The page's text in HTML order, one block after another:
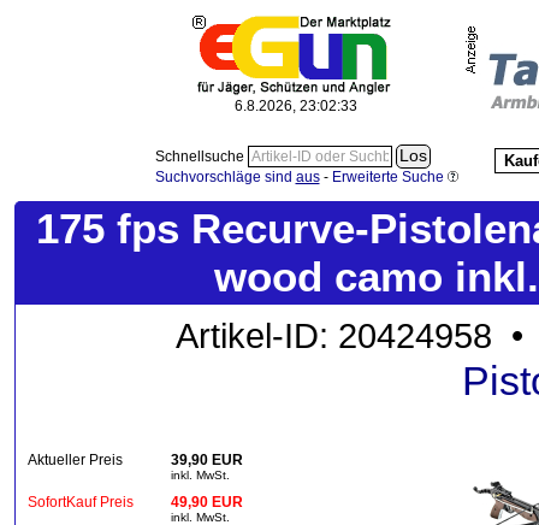
6.8.2026, 23:02:34
Schnellsuche
Suchvorschläge sind aus- Erweiterte Suche
175 fps Recurve-
wood camo
Artikel-ID: 20424958
Aktueller Preis 39,90 EUR
inkl. MwSt.
SofortKauf Preis 49,90 EUR
inkl. MwSt.